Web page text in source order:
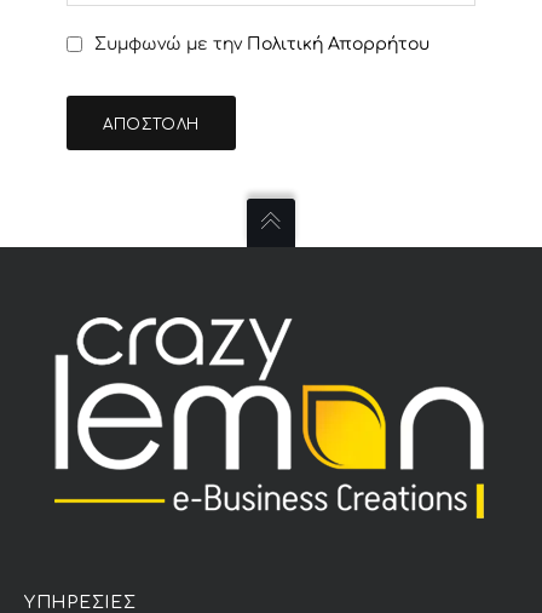
Συμφωνώ με την Πολιτική Απορρήτου
ΥΠΗΡΕΣΙΕΣ